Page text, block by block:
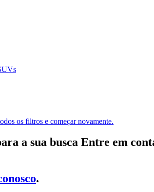
os filtros e começar novamente.
a sua busca Entre em
.